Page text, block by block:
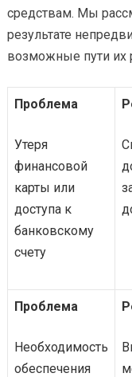
средствам. Мы
результате
возможные пути их
Проблема
Утеря
финансовой
карты или
доступа к
банковскому
счету
Проблема
Необходимость
обеспечения